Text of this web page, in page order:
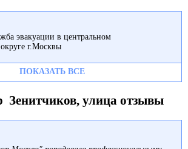
эвакуации в центральном
г.Москвы
ПОКАЗАТЬ ВСЕ
Зенитчиков, улица отзывы